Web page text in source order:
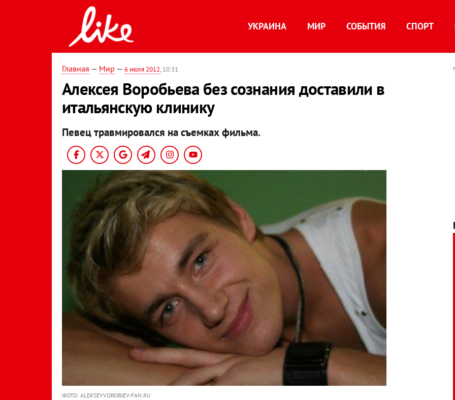
УКРАИНА МИР СОБЫТИЯ СПОРТ
Главная — Мир — 6 июля 2012, 10:31
Алексея Воробьева без сознания доставили в
итальянскую клинику
Певец травмировался на съемках фильма.
ФОТО: ALEKSEYVOROBJEV-FAN.RU